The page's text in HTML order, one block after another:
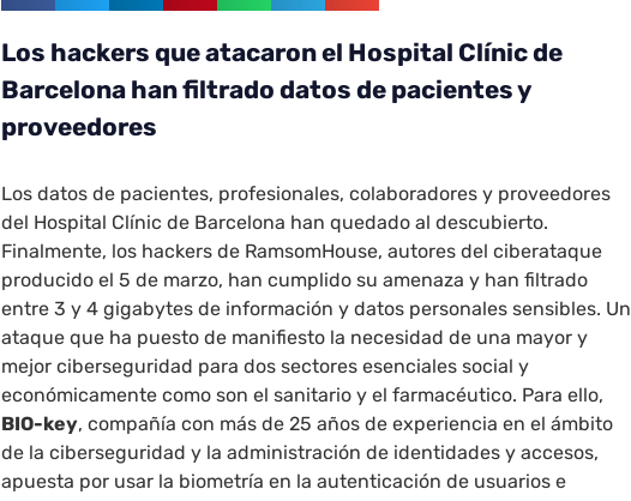
Los hackers que atacaron el Hospital Clínic de
Barcelona han filtrado datos de pacientes y
proveedores
Los datos de pacientes, profesionales, colaboradores y proveedores
del Hospital Clínic de Barcelona han quedado al descubierto.
Finalmente, los hackers de RamsomHouse, autores del ciberataque
producido el 5 de marzo, han cumplido su amenaza y han filtrado
entre 3 y 4 gigabytes de información y datos personales sensibles. Un
ataque que ha puesto de manifiesto la necesidad de una mayor y
mejor ciberseguridad para dos sectores esenciales social y
económicamente como son el sanitario y el farmacéutico. Para ello,
BIO-key, compañía con más de 25 años de experiencia en el ámbito
de la ciberseguridad y la administración de identidades y accesos,
apuesta por usar la biometría en la autenticación de usuarios e